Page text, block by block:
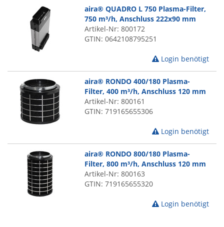
aira® QUADRO L 750 Plasma-Filter,
750 m³/h, Anschluss 222x90 mm
Artikel-Nr: 800172
GTIN: 0642108795251
Login benötigt
aira® RONDO 400/180 Plasma-
Filter, 400 m³/h, Anschluss 120 mm
Artikel-Nr: 800161
GTIN: 719165655306
Login benötigt
aira® RONDO 800/180 Plasma-
Filter, 800 m³/h, Anschluss 120 mm
Artikel-Nr: 800163
GTIN: 719165655320
Login benötigt